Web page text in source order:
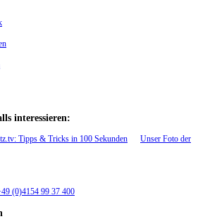
interessieren:
Tipps & Tricks in 100 Sekunden
Unser Foto der
(0)4154 99 37 400